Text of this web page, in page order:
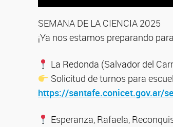
SEMANA DE LA CIENCIA 2025
¡Ya nos estamos preparando
La Redonda (Salvador del
Solicitud de turnos para
https://santafe.conicet.gov.ar/
Esperanza, Rafaela,